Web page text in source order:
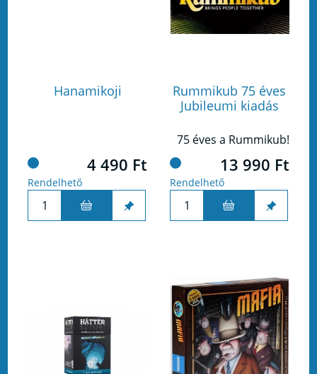
Hanamikoji
4 490 Ft
Rendelhető
Rummikub 75 éves
Jubileumi kiadás
75 éves a Rummikub!
13 990 Ft
Rendelhető